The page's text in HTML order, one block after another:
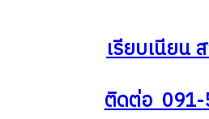
เรียบเนียน
ติดต่อ 091-